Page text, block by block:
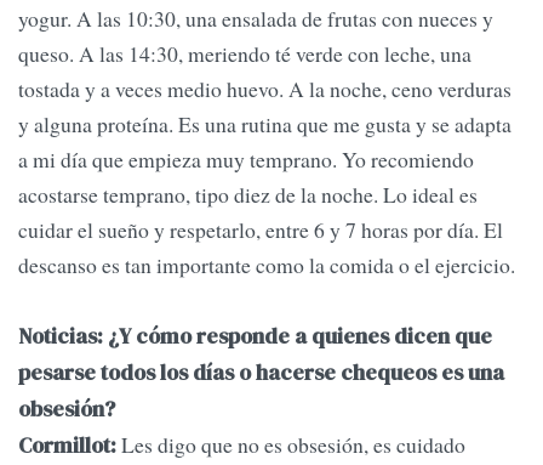
yogur. A las 10:30, una ensalada de frutas con nueces y
queso. A las 14:30, meriendo té verde con leche, una
tostada y a veces medio huevo. A la noche, ceno verduras
y alguna proteína. Es una rutina que me gusta y se adapta
a mi día que empieza muy temprano. Yo recomiendo
acostarse temprano, tipo diez de la noche. Lo ideal es
cuidar el sueño y respetarlo, entre 6 y 7 horas por día. El
descanso es tan importante como la comida o el ejercicio.
Noticias: ¿Y cómo responde a quienes dicen que
pesarse todos los días o hacerse chequeos es una
obsesión?
Cormillot:Les digo que no es obsesión, es cuidado